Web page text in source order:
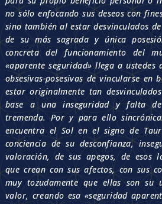
no sólo enfocando sus deseos con
sino también al estar desvinculados
de su más sagrada y única
concreta del funcionamiento del
«aparente seguridad» llega a ustedes
obsesivas-posesivas de vincularse en
estar originalmente tan
base a una inseguridad y falta
tremenda. Por y para ello
encuentra el Sol en el signo de
conciencia de su desconfianza,
valoración, de sus apegos, de esos
que crean con sus afectos, con sus
muy tozudamente que ellas son su
valor, creando esa «seguridad